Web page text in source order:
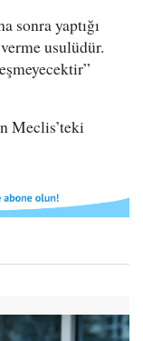
sonra yaptığı
usulüdür.
Meclis’teki